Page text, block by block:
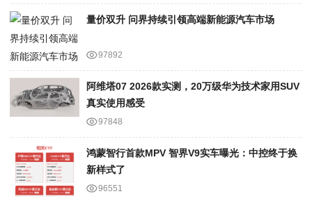
量价双升 问界持续引领高端新能源汽车市场
97892
阿维塔07 2026款实测，20万级华为技术家用SUV
真实使用感受
97848
鸿蒙智行首款MPV 智界V9实车曝光：中控终于换
新样式了
96551